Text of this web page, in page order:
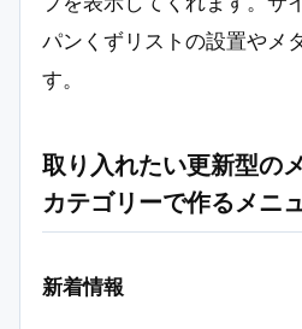
パンくずリストの設置やメ
す。
取り入れたい更新型の
カテゴリーで作るメニュ
新着情報